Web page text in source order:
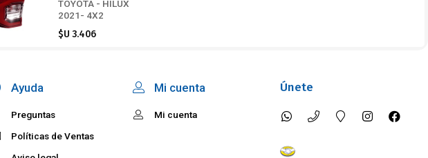
TOYOTA - HILUX
2021- 4X2
$U 3.406
Ayuda
Preguntas
Políticas de Ventas
Mi cuenta
Mi cuenta
Únete